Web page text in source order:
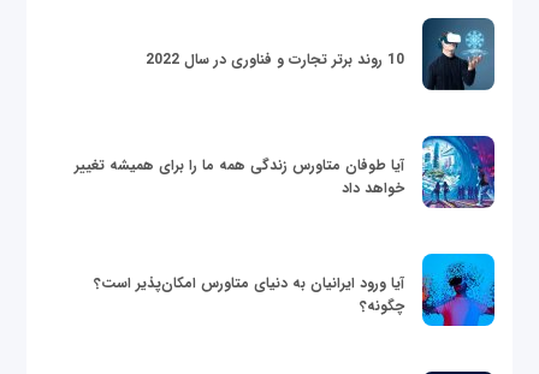
10 روند برتر تجارت و فناوری در سال 2022
آیا طوفان متاورس زندگی همه ما را برای همیشه تغییر
خواهد داد
آیا ورود ایرانیان به دنیای متاورس امکان‌پذیر است؟
چگونه؟